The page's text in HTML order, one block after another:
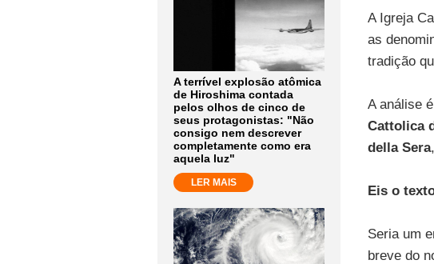
A terrível explosão atômica
de Hiroshima contada
pelos olhos de cinco de
seus protagonistas: "Não
consigo nem descrever
completamente como era
aquela luz"
LER MAIS
A Igreja
as
tradição
A análise
Cattolica
della Sera
Eis o
Seria um
breve do